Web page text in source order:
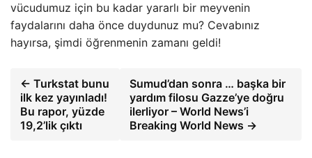
vücudumuz için bu kadar yararlı bir meyvenin
faydalarını daha önce duydunuz mu? Cevabınız
hayırsa, şimdi öğrenmenin zamanı geldi!
← Turkstat bunu
ilk kez yayınladı!
Bu rapor, yüzde
19,2’lik çıktı
Sumud’dan sonra … başka bir
yardım filosu Gazze’ye doğru
ilerliyor – World News’i
Breaking World News →